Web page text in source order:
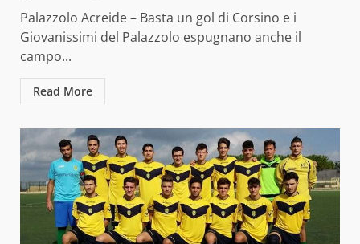
Palazzolo Acreide – Basta un gol di Corsino e i
Giovanissimi del Palazzolo espugnano anche il
campo...
Read More